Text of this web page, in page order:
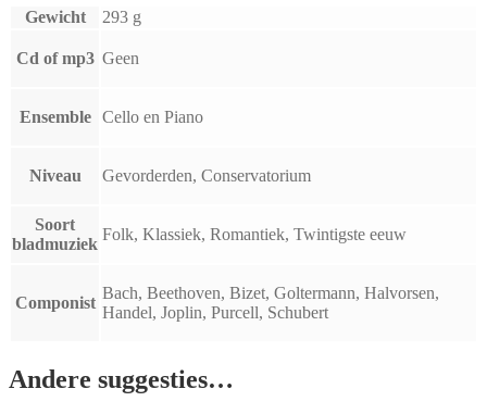
Gewicht 293 g
Cd of mp3 Geen
Ensemble Cello en Piano
Niveau Gevorderden, Conservatorium
Soort
bladmuziek
Folk, Klassiek, Romantiek, Twintigste eeuw
Componist
Bach, Beethoven, Bizet, Goltermann, Halvorsen,
Handel, Joplin, Purcell, Schubert
Andere suggesties…